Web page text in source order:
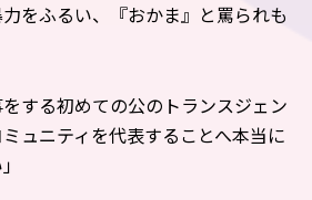
力をふるい、『おかま』と罵られも
をする初めての公のトランスジェン
ュニティを代表することへ本当に